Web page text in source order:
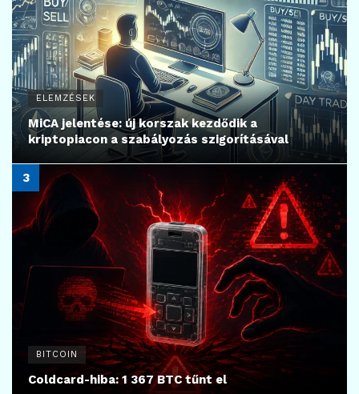
ELEMZÉSEK
MiCA jelentése: új korszak kezdődik a
kriptopiacon a szabályozás szigorításával
BITCOIN
Coldcard-hiba: 1 367 BTC tűnt el